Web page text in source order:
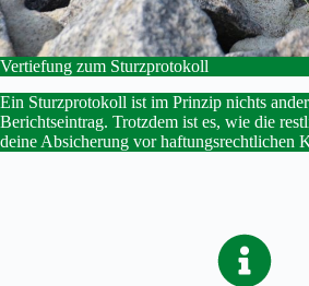
Vertiefung zum Sturzprotokoll
Ein Sturzprotokoll ist im Prinzip nichts
Berichtseintrag. Trotzdem ist es, wie die
deine Absicherung vor haftungsrechtlichen